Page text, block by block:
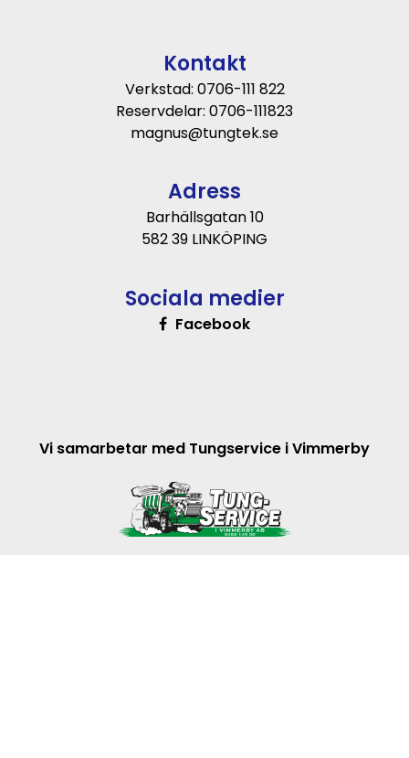
Kontakt
Verkstad: 0706-111 822
Reservdelar: 0706-111823
magnus@tungtek.se
Adress
Barhällsgatan 10
582 39 LINKÖPING
Sociala medier
Facebook
Vi samarbetar med Tungservice i Vimmerby